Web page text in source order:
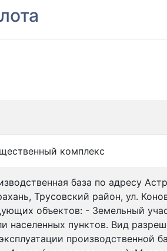
комплекс
база по адресу
Трусовский район, ул.
объектов: - Земельный
населенных пунктов. Вид
производственной